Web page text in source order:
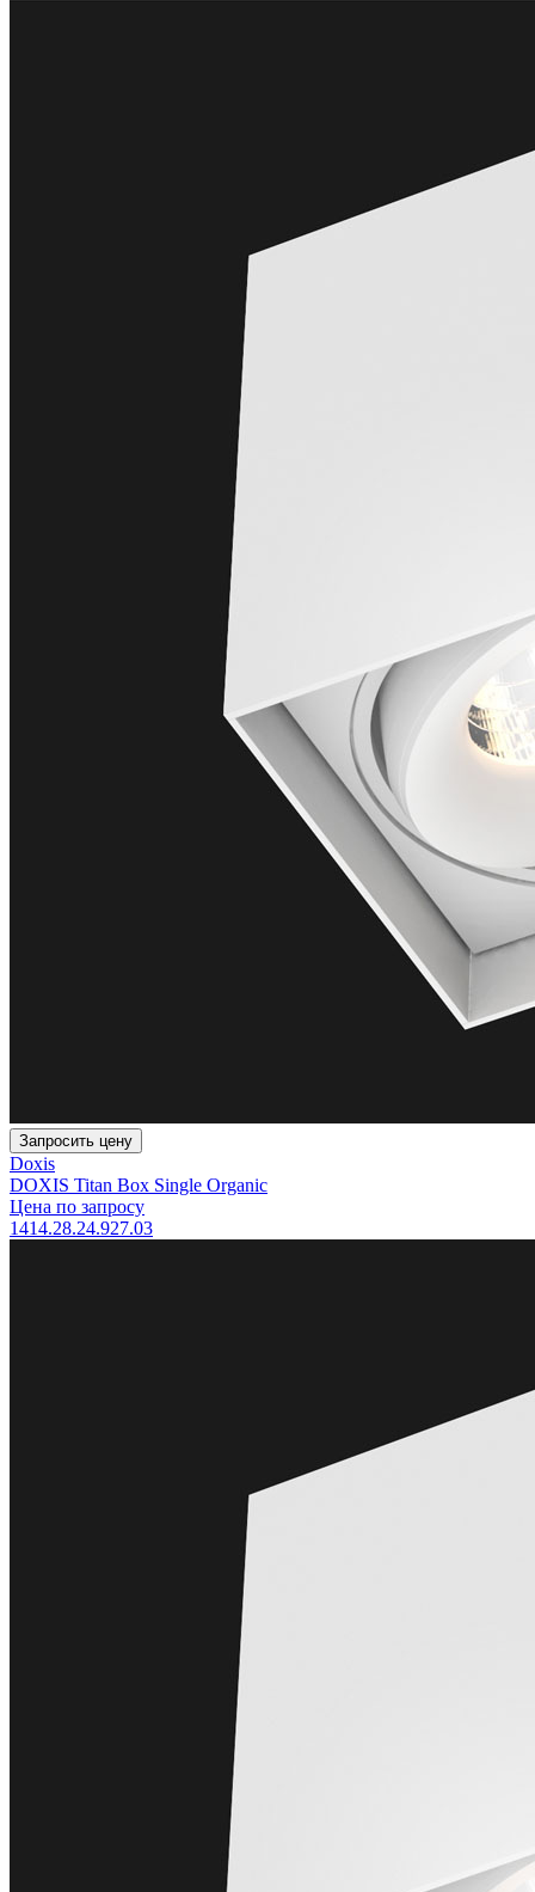
Запросить цену
Doxis
DOXIS Titan Box Single Organic
Цена по запросу
1414.28.24.927.03